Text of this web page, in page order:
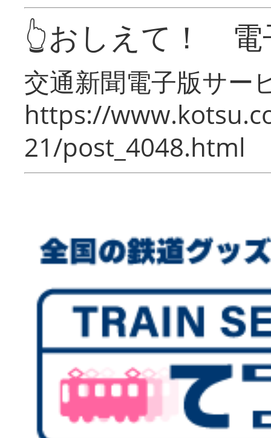
👆おしえて！ 電
交通新聞電子版サー
https://
21/post_4048.html